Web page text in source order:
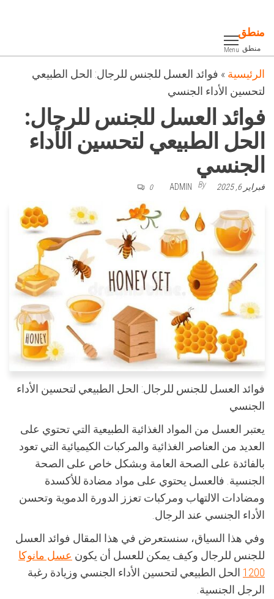
content
منطق
منطق Menu
الرئيسية » فوائد العسل للجنس للرجال: الحل الطبيعي
لتحسين الأداء الجنسي
فوائد العسل للجنس للرجال:
الحل الطبيعي لتحسين الأداء
الجنسي
فبراير 6, 2025 By
ADMIN
0
فوائد العسل للجنس للرجال: الحل الطبيعي لتحسين الأداء
الجنسي
يعتبر العسل من المواد الغذائية الطبيعية التي تحتوي على
العديد من العناصر الغذائية والمركبات الكيميائية التي تعود
بالفائدة على الصحة العامة وبشكل خاص على الصحة
الجنسية. فالعسل يحتوي على مواد مضادة للأكسدة
ومضادات الالتهاب ومركبات تعزز الدورة الدموية وتحسن
الأداء الجنسي عند الرجال.
وفي هذا السياق، سنستعرض في هذا المقال فوائد العسل
للجنس للرجال وكيف يمكن للعسل أن يكون عسل مانوكا
1200 الحل الطبيعي لتحسين الأداء الجنسي وزيادة رغبة
الرجل الجنسية.